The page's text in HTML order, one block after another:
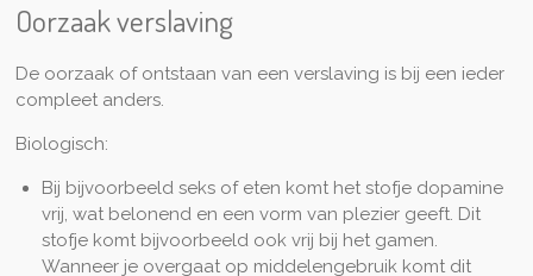
Oorzaak verslaving
De oorzaak of ontstaan van een verslaving is bij een ieder
compleet anders.
Biologisch:
Bij bijvoorbeeld seks of eten komt het stofje dopamine
vrij, wat belonend en een vorm van plezier geeft. Dit
stofje komt bijvoorbeeld ook vrij bij het gamen.
Wanneer je overgaat op middelengebruik komt dit